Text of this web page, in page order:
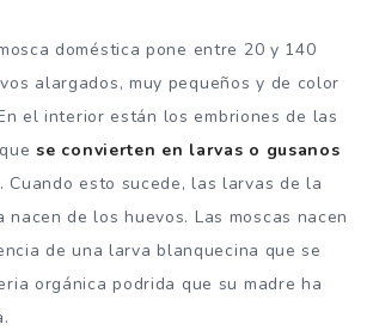
doméstica pone entre 20 y 140
alargados, muy pequeños y de color
el interior están los embriones de las
quese convierten en larvas o gusanos
. Cuando esto sucede, las larvas de la
nacen de los huevos. Las moscas nacen
de una larva blanquecina que se
orgánica podrida que su madre ha